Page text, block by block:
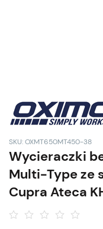
SKU: OXMT650MT450-38
Wycieraczki
Multi-Type ze
Cupra Ateca